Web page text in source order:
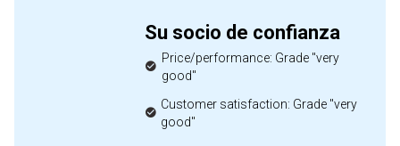
Su socio de confianza
Price/performance: Grade "very
good"
Customer satisfaction: Grade "very
good"